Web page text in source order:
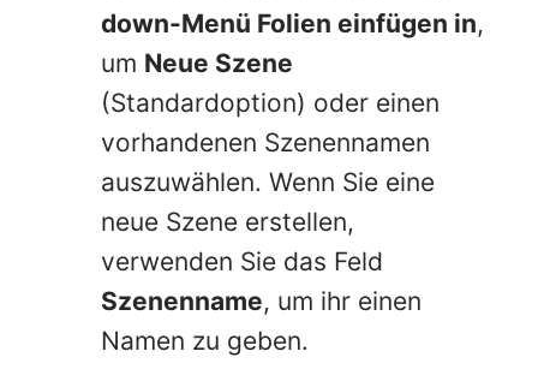
down-Menü Folien einfügen in,
um Neue Szene
(Standardoption) oder einen
vorhandenen Szenennamen
auszuwählen. Wenn Sie eine
neue Szene erstellen,
verwenden Sie das Feld
Szenenname, um ihr einen
Namen zu geben.